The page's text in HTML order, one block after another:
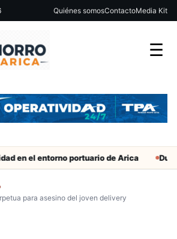
Quiénes somosContactoMedia Kit
☰
entorno portuario de Arica Duro
para asesino del joven delivery